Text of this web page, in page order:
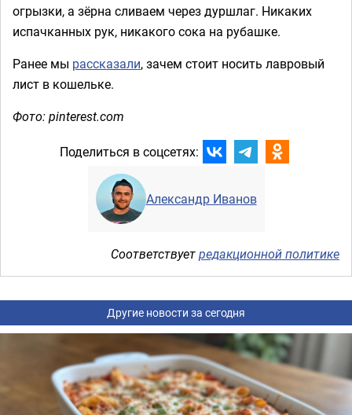
огрызки, а зёрна сливаем через дуршлаг. Никаких
испачканных рук, никакого сока на рубашке.
Ранее мы рассказали, зачем стоит носить лавровый
лист в кошельке.
Фото: pinterest.com
Поделиться в соцсетях:
Александр Иванов
Соответствуетредакционной политике
Другие новости за сегодня